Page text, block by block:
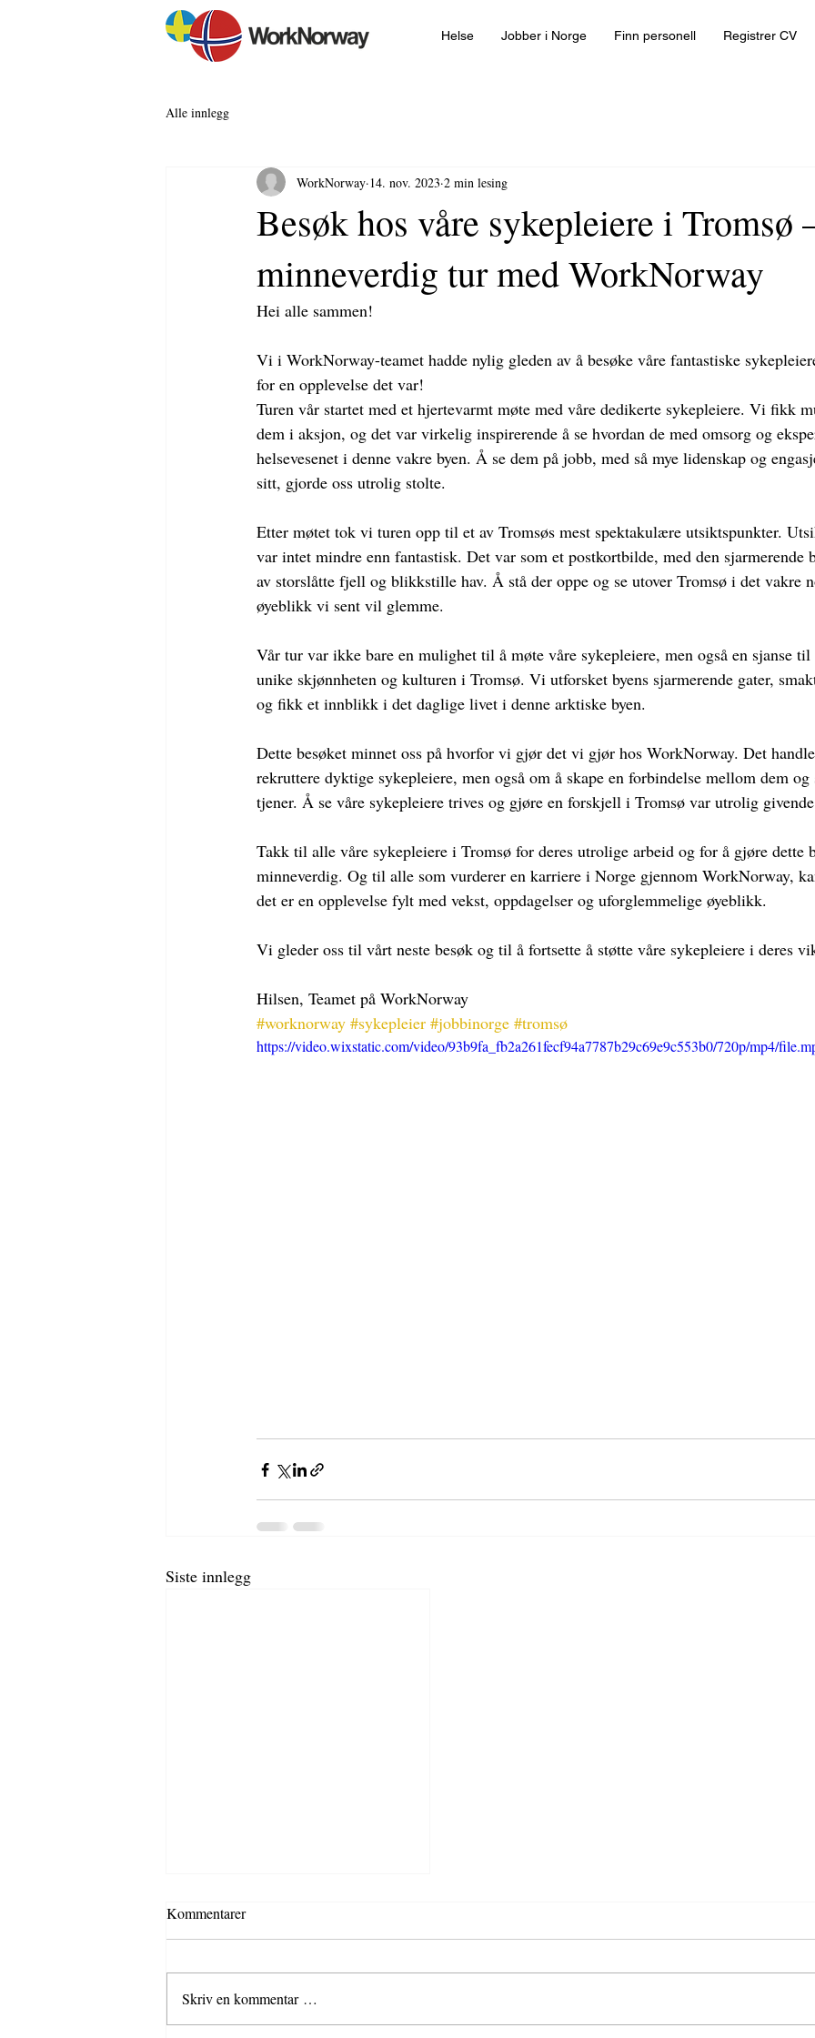
Helse Jobber i Norge Finn personell Registrer CV
Alle innlegg
Besøk hos våre sykepleiere i Tromsø
minneverdig tur med WorkNorway
WorkNorway 14. nov. 2023 2 min lesing
Hei alle sammen!
Vi i WorkNorway-teamet hadde nylig gleden av å besøke våre fantastiske
for en opplevelse det var!
Turen vår startet med et hjertevarmt møte med våre dedikerte sykepleiere. Vi fikk
dem i aksjon, og det var virkelig inspirerende å se hvordan de med omsorg og
helsevesenet i denne vakre byen. Å se dem på jobb, med så mye lidenskap og
sitt, gjorde oss utrolig stolte.
Etter møtet tok vi turen opp til et av Tromsøs mest spektakulære utsiktspunkter.
var intet mindre enn fantastisk. Det var som et postkortbilde, med den sjarmerende
av storslåtte fjell og blikkstille hav. Å stå der oppe og se utover Tromsø i det vakre
øyeblikk vi sent vil glemme.
Vår tur var ikke bare en mulighet til å møte våre sykepleiere, men også en sjanse til
unike skjønnheten og kulturen i Tromsø. Vi utforsket byens sjarmerende gater,
og fikk et innblikk i det daglige livet i denne arktiske byen.
Dette besøket minnet oss på hvorfor vi gjør det vi gjør hos WorkNorway. Det
rekruttere dyktige sykepleiere, men også om å skape en forbindelse mellom dem og
tjener. Å se våre sykepleiere trives og gjøre en forskjell i Tromsø var utrolig
Takk til alle våre sykepleiere i Tromsø for deres utrolige arbeid og for å gjøre dette
minneverdig. Og til alle som vurderer en karriere i Norge gjennom WorkNorway,
det er en opplevelse fylt med vekst, oppdagelser og uforglemmelige øyeblikk.
Vi gleder oss til vårt neste besøk og til å fortsette å støtte våre sykepleiere i deres
Hilsen, Teamet på WorkNorway
#worknorway #sykepleier #jobbinorge #tromsø
https://video.wixstatic.com/video/93b9fa_fb2a261fecf94a7787b29c69e9c553b0/720p/mp4/
Siste innlegg
Kommentarer
Skriv en kommentar …